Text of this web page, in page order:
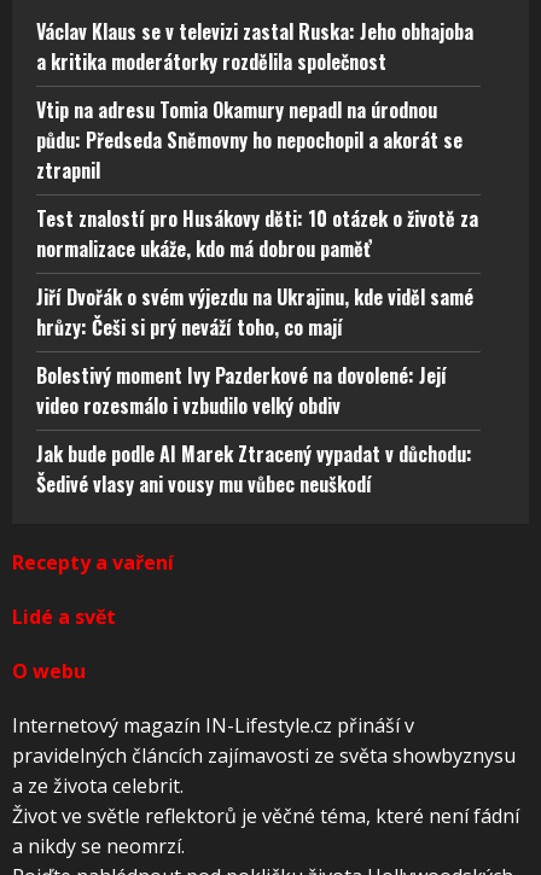
Václav Klaus se v televizi zastal Ruska: Jeho obhajoba
a kritika moderátorky rozdělila společnost
Vtip na adresu Tomia Okamury nepadl na úrodnou
půdu: Předseda Sněmovny ho nepochopil a akorát se
ztrapnil
Test znalostí pro Husákovy děti: 10 otázek o životě za
normalizace ukáže, kdo má dobrou paměť
Jiří Dvořák o svém výjezdu na Ukrajinu, kde viděl samé
hrůzy: Češi si prý neváží toho, co mají
Bolestivý moment Ivy Pazderkové na dovolené: Její
video rozesmálo i vzbudilo velký obdiv
Jak bude podle AI Marek Ztracený vypadat v důchodu:
Šedivé vlasy ani vousy mu vůbec neuškodí
Recepty a vaření
Lidé a svět
O webu
Internetový magazín IN-Lifestyle.cz přináší v
pravidelných článcích zajímavosti ze světa showbyznysu
a ze života celebrit.
Život ve světle reflektorů je věčné téma, které není fádní
a nikdy se neomrzí.